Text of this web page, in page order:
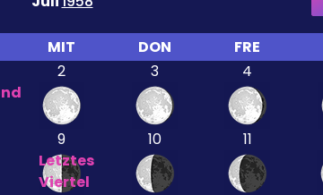
MIT DON FRE
2 3 4
9
Letztes
Viertel
10 11